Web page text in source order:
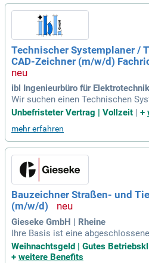
Technischer Systemplaner /
CAD-Zeichner (m/w/d)
ibl Ingenieurbüro für
Wir suchen einen Technischen
hen Zeichner (m/w/d) mit
von Konzept- und Entwurfsplänen
nung mit Auto CAD oder DDS
Praxiserfahrung mit, auch
Du hast sehr gute CAD-
ng mit MS-Office. Wir bieten
ag, ein attraktives Gehalt und
möglichkeiten. Werde Teil eines
achen Hierarchien und einem
een!
Unbefristeter Vertrag | Vollzeit
+
mehr erfahren
Bauzeichner Straßen- und
(m/w/d)
Gieseke GmbH | Rheine
Ihre Basis ist eine
hner (m/w/d) oder eine
Weihnachtsgeld | Gutes
+ weitere Benefits